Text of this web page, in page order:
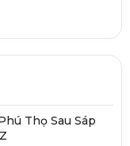
Thọ Sau Sáp